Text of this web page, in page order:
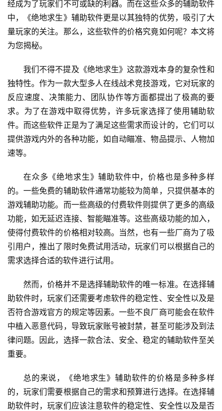
经成为了玩家们不可或缺的利器。而在这些众多的辅助软件
中，《绝地求生》辅助软件更是以其独特的优势，吸引了大
量玩家的关注。那么，这些软件的价格究竟如何呢？本文将
为您揭秘。
我们不得不提及《绝地求生》这款游戏本身的复杂性和
独特性。作为一款大型多人在线战术竞技游戏，它对玩家的
反应速度、决策能力、团队协作等方面都提出了极高的要
求。为了在游戏中取得优势，许多玩家选择了使用辅助软
件。而这些软件正是为了满足这些需求而设计的，它们可以
提供游戏内外的各种功能，如自动瞄准、物品提示、人物加
速等。
在众多《绝地求生》辅助软件中，价格也是多种多样
的。一些免费的辅助软件通常功能较为简单，只提供基本的
游戏辅助功能。而一些高级的付费软件则提供了更多的高级
功能，如无延迟连接、智能瞄准等。这些高级功能的加入，
使得付费软件的价格相对较高。当然，也有一些厂商为了吸
引用户，推出了限时免费试用活动，玩家们可以根据自己的
需求选择合适的软件进行试用。
然而，价格并不是选择辅助软件的唯一标准。在选择辅
助软件时，玩家们还需要考虑软件的稳定性、安全性以及是
否符合游戏官方的规定等因素。一些不良厂商可能会在软件
中植入恶意代码，导致玩家账号被封禁，甚至可能涉及到法
律问题。因此，选择一款合法、安全、稳定的辅助软件至关
重要。
总的来说，《绝地求生》辅助软件的价格是多种多样
的，玩家们需要根据自己的需求和预算进行选择。在选择辅
助软件时，玩家们应该注意软件的稳定性、安全性以及是否